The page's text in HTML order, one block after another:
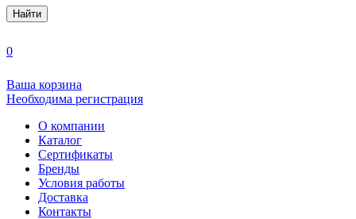
Найти
0
Ваша корзина
Необходима регистрация
О компании
Каталог
Сертификаты
Бренды
Условия работы
Доставка
Контакты